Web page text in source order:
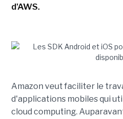
d'AWS.
Amazon veut faciliter le
d'applications mobiles qui
cloud computing.